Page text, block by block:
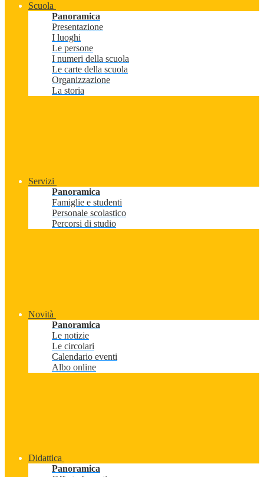
Scuola
Panoramica
Presentazione
I luoghi
Le persone
I numeri della scuola
Le carte della scuola
Organizzazione
La storia
Servizi
Panoramica
Famiglie e studenti
Personale scolastico
Percorsi di studio
Novità
Panoramica
Le notizie
Le circolari
Calendario eventi
Albo online
Didattica
Panoramica